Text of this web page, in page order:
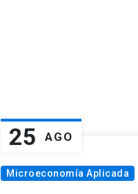
25 AGO
Microeconomía Aplicada